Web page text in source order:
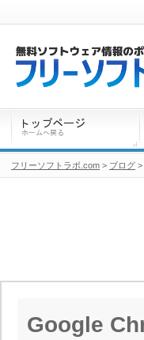
Google
フリーソフトラボ.com > ブログ >